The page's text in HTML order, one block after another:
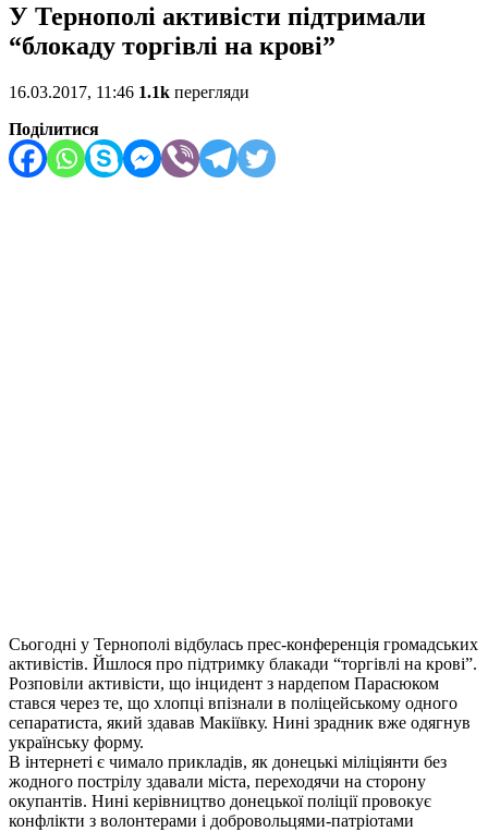
У Тернополі активісти підтримали
“блокаду торгівлі на крові”
16.03.2017, 11:46 1.1k перегляди
Поділитися
Сьогодні у Тернополі відбулась прес-конференція громадських
активістів. Йшлося про підтримку блакади “торгівлі на крові”.
Розповіли активісти, що інцидент з нардепом Парасюком
стався через те, що хлопці впізнали в поліцейському одного
сепаратиста, який здавав Макіївку. Нині зрадник вже одягнув
українську форму.
В інтернеті є чимало прикладів, як донецькі міліціянти без
жодного пострілу здавали міста, переходячи на сторону
окупантів. Нині керівництво донецької поліції провокує
конфлікти з волонтерами і добровольцями-патріотами